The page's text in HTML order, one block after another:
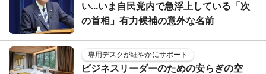
い...いま自民党内で急浮上している「次
の首相」有力候補の意外な名前
専用デスクが細やかにサポート
ビジネスリーダーのための安らぎの空